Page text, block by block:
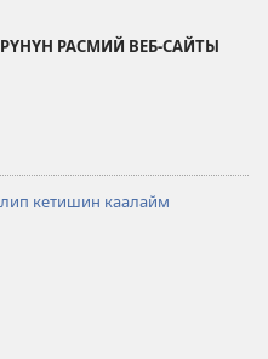
РАСМИЙ ВЕБ-САЙТЫ
кетишин каалайм